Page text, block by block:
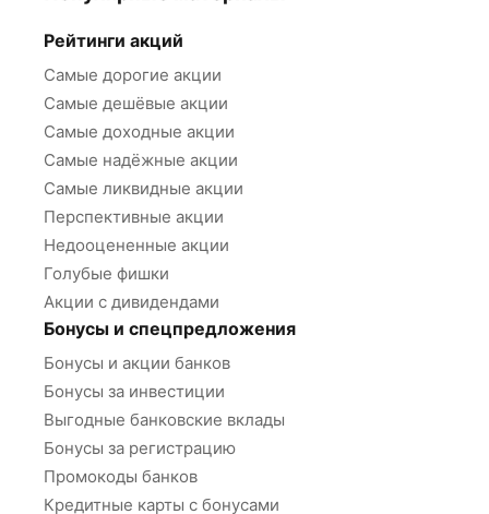
Рейтинги акций
Самые дорогие акции
Самые дешёвые акции
Самые доходные акции
Самые надёжные акции
Самые ликвидные акции
Перспективные акции
Недооцененные акции
Голубые фишки
Акции с дивидендами
Бонусы и спецпредложения
Бонусы и акции банков
Бонусы за инвестиции
Выгодные банковские вклады
Бонусы за регистрацию
Промокоды банков
Кредитные карты с бонусами